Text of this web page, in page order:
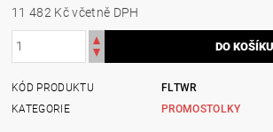
11 482 Kč včetně DPH
KÓD PRODUKTU
FLTWR
KATEGORIE
PROMOSTOLKY